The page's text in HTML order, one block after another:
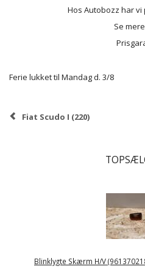
Hos Autobozz har vi
Se
Ferie lukket til Mandag d. 3/8
Fiat Scudo I (220)
Blinklygte Skærm H/V